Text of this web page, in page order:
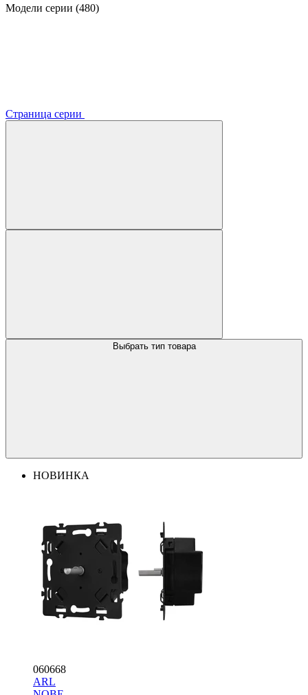
Модели серии (480)
Страница серии
Выбрать тип товара
НОВИНКА
060668
ARL